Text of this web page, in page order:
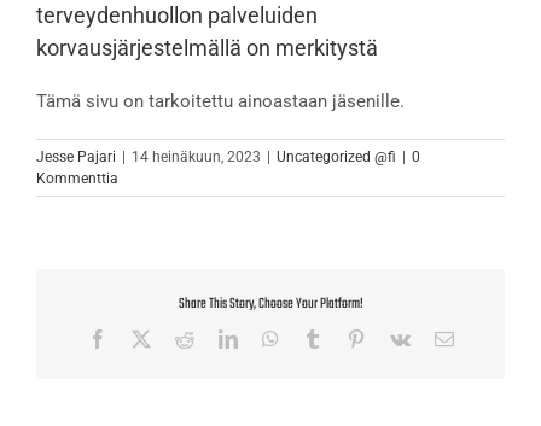
terveydenhuollon palveluiden
korvausjärjestelmällä on merkitystä
Tämä sivu on tarkoitettu ainoastaan jäsenille.
Jesse Pajari | 14 heinäkuun, 2023 | Uncategorized @fi | 0
Kommenttia
Share This Story, Choose Your Platform!
Facebook RedditLinkedInWhatsApp
Tumblr Pinterest
Vk Sähköposti